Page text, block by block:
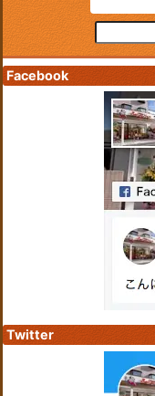
Facebook
Twitter